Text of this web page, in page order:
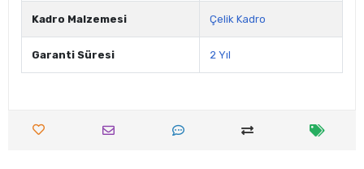
Kadro Malzemesi Çelik Kadro
Garanti Süresi 2 Yıl